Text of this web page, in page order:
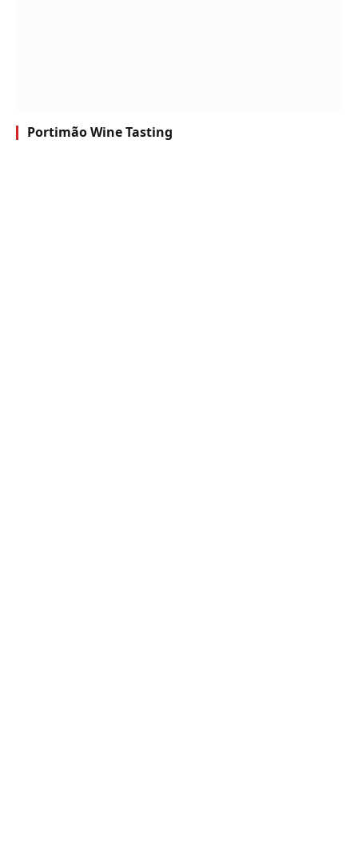
Portimão Wine Tasting